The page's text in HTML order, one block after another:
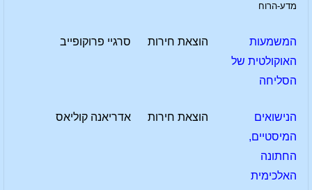
מדע-הרוח
המשמעות
האוקולטית של
הסליחה
הוצאת חירות סרגיי פרוקופייב
הנישואים
המיסטיים,
החתונה
האלכימית
הוצאת חירות אדריאנה קוליאס